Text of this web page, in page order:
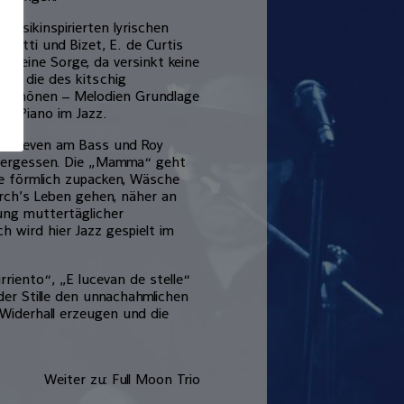
lyrischen
und Bizet, E. de Curtis
keine Sorge, da versinkt keine
die des kitschig
– Melodien Grundlage
Piano im Jazz.
am Bass und Roy
Die „Mamma“ geht
zupacken, Wäsche
Leben gehen, näher an
muttertäglicher
wird hier Jazz gespielt im
„E lucevan de stelle“
Stille den unnachahmlichen
erzeugen und die
Weiter zu: Full Moon Trio